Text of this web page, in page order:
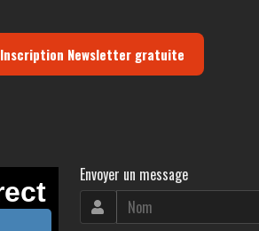
Inscription Newsletter gratuite
Envoyer un message